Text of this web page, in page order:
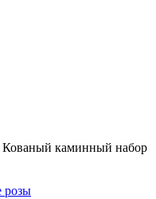
Кованый каминный набор